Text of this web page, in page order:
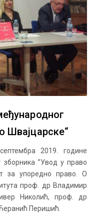
Швајцарске“
2019. године
”Увод у право
за упоредно право. О
проф. др Владимир
Николић, проф. др
Перишић.